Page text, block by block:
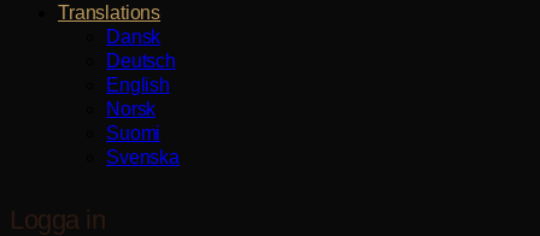
Translations
Dansk
Deutsch
English
Norsk
Suomi
Svenska
Logga in